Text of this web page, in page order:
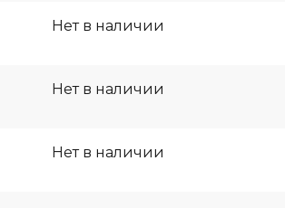
Нет в наличии
Нет в наличии
Нет в наличии